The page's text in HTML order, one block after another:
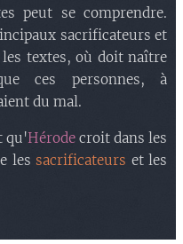
peut se comprendre.
sacrificateurs et
textes, où doit naître
ces personnes, à
du mal.
qu'Hérode croit dans les
lessacrificateurs et les